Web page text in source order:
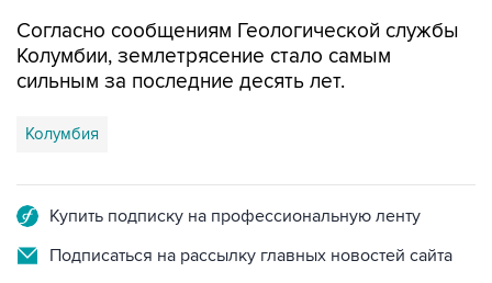
Согласно сообщениям Геологической службы
Колумбии, землетрясение стало самым
сильным за последние десять лет.
Колумбия
Купить подписку на профессиональную ленту
Подписаться на рассылку главных новостей сайта